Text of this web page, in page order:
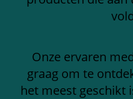
Onze ervaren
graag om te
het meest geschikt